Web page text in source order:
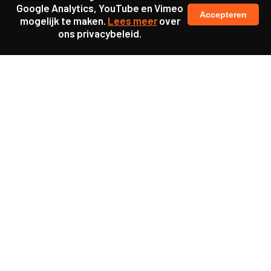
Google Analytics, YouTube en Vimeo
mogelijk te maken. Lees meerover
ons privacybeleid.
Accepteren